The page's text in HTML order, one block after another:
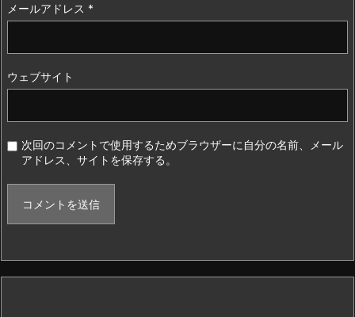
メールアドレス *
ウェブサイト
次回のコメントで使用するためブラウザーに自分の名前、メール
アドレス、サイトを保存する。